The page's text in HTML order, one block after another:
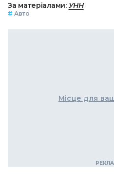
За матеріалами: УНН
# Авто
Місце для